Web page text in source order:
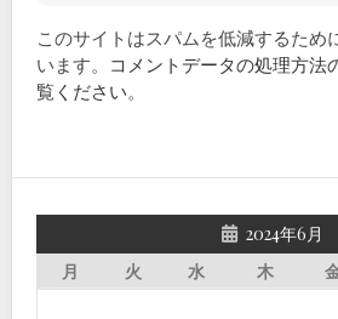
このサイトはスパムを低減するため
います。 コメントデータの処理方法
覧ください。
2024年6月
月
火 水 木